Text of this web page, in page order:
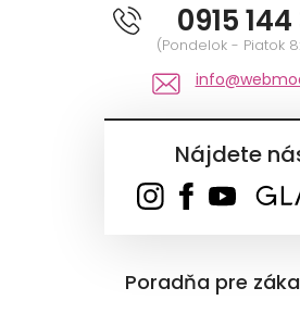
0915
(Pondelok - Piatok
Nájdete
Poradňa pre